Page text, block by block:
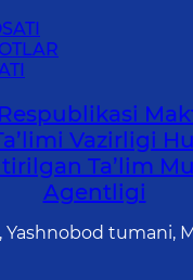
Vazirligi
Ta’lim
Agentligi
Yashnobod tumani,